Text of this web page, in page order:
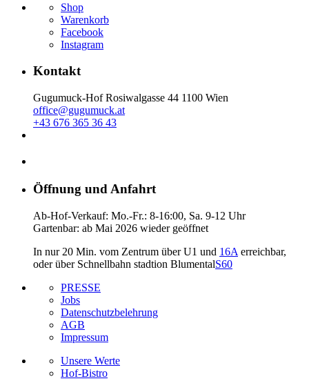
Shop
Warenkorb
Facebook
Instagram
Kontakt
Gugumuck-Hof Rosiwalgasse 44 1100 Wien
office@gugumuck.at
+43 676 365 36 43
Öffnung und Anfahrt
Ab-Hof-Verkauf: Mo.-Fr.: 8-16:00, Sa. 9-12 Uhr
Gartenbar: ab Mai 2026 wieder geöffnet
In nur 20 Min. vom Zentrum über U1 und 16A erreichbar,
oder über Schnellbahn stadtion BlumentalS60
PRESSE
Jobs
Datenschutzbelehrung
AGB
Impressum
Unsere Werte
Hof-Bistro